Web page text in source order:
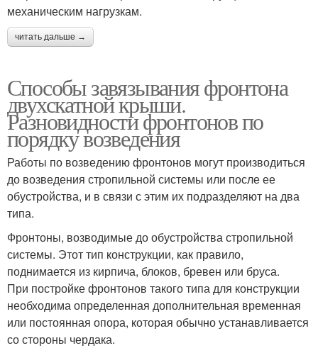
механическим нагрузкам.
читать дальше →
Способы завязывания фронтона
двухскатной крыши.
Разновидности фронтонов по
порядку возведения
Работы по возведению фронтонов могут производиться
до возведения стропильной системы или после ее
обустройства, и в связи с этим их подразделяют на два
типа.
Фронтоны, возводимые до обустройства стропильной
системы. Этот тип конструкции, как правило,
поднимается из кирпича, блоков, бревен или бруса.
При постройке фронтонов такого типа для конструкции
необходима определенная дополнительная временная
или постоянная опора, которая обычно устанавливается
со стороны чердака.